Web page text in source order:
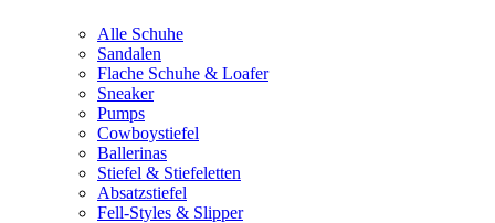
Alle Schuhe
Sandalen
Flache Schuhe & Loafer
Sneaker
Pumps
Cowboystiefel
Ballerinas
Stiefel & Stiefeletten
Absatzstiefel
Fell-Styles & Slipper